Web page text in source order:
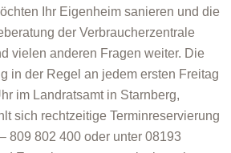
Ihr Eigenheim sanieren und die
der Verbraucherzentrale
vielen anderen Fragen weiter. Die
in der Regel an jedem ersten Freitag
im Landratsamt in Starnberg,
sich rechtzeitige Terminreservierung
809 802 400 oder unter 08193